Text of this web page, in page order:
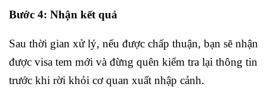
Bước 4: Nhận kết quả
Sau thời gian xử lý, nếu được chấp thuận, bạn sẽ nhận
được visa tem mới và đừng quên kiểm tra lại thông tin
trước khi rời khỏi cơ quan xuất nhập cảnh.